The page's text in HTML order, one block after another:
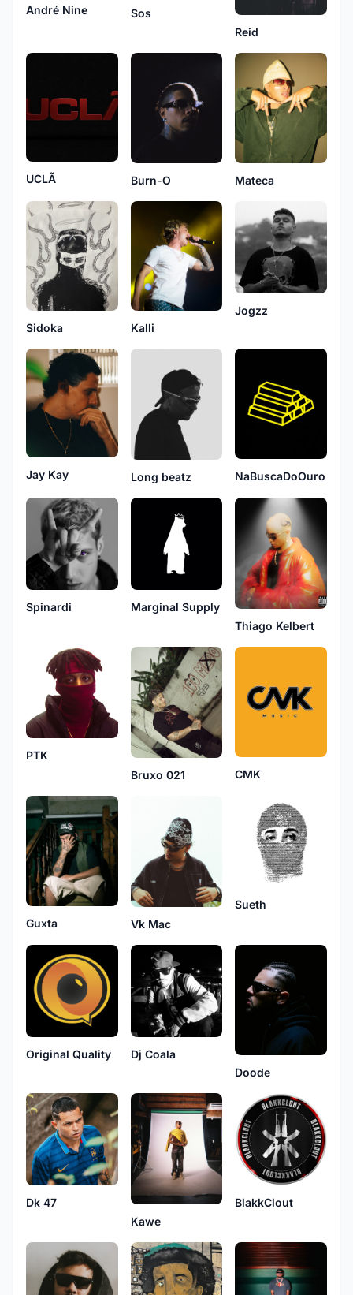
André Nine
Sos
Reid
UCLÃ Burn-O Mateca
Sidoka Kalli
Jogzz
Jay Kay Long beatz NaBuscaDoOuro
Spinardi
Marginal Supply
Thiago Kelbert
PTK
Bruxo 021
CMK
Guxta Vk Mac
Sueth
Original Quality
Dj Coala
Doode
Dk 47
Kawe
BlakkClout